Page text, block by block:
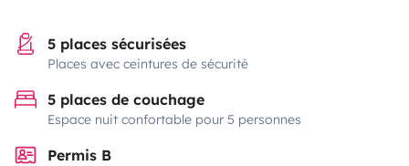
5 places sécurisées
Places avec ceintures de sécurité
5 places de couchage
Espace nuit confortable pour 5 personnes
Permis B